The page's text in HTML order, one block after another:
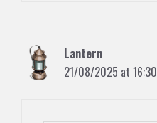
Lantern
21/08/2025 at 16:30